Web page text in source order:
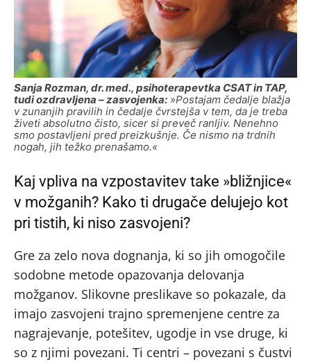
Sanja Rozman, dr. med., psihoterapevtka CSAT in TAP,
tudi ozdravljena – zasvojenka: »Postajam čedalje blažja
v zunanjih pravilih in čedalje čvrstejša v tem, da je treba
živeti absolutno čisto, sicer si preveč ranljiv. Nenehno
smo postavljeni pred preizkušnje. Če nismo na trdnih
nogah, jih težko prenašamo.«
Kaj vpliva na vzpostavitev take »bližnjice«
v možganih? Kako ti drugače delujejo kot
pri tistih, ki niso zasvojeni?
Gre za zelo nova dognanja, ki so jih omogočile
sodobne metode opazovanja delovanja
možganov. Slikovne preslikave so pokazale, da
imajo zasvojeni trajno spremenjene centre za
nagrajevanje, potešitev, ugodje in vse druge, ki
so z njimi povezani. Ti centri – povezani s čustvi